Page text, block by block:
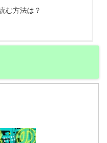
む方法は？